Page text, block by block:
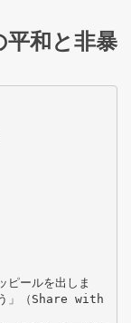
和と非暴
ピールを出しま
う」（Share with